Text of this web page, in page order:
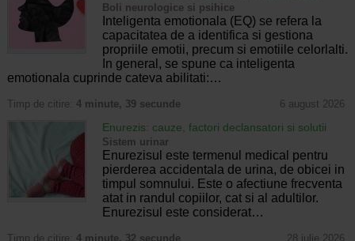
Boli neurologice si psihice
Inteligenta emotionala (EQ) se refera la
capacitatea de a identifica si gestiona
propriile emotii, precum si emotiile celorlalti.
In general, se spune ca inteligenta
emotionala cuprinde cateva abilitati:…
Timp de citire: 4 minute, 39 secunde 6 august 2026
Enurezis: cauze, factori declansatori si solutii
Sistem urinar
Enurezisul este termenul medical pentru
pierderea accidentala de urina, de obicei in
timpul somnului. Este o afectiune frecventa
atat in randul copiilor, cat si al adultilor.
Enurezisul este considerat…
Timp de citire: 4 minute, 32 secunde 28 iulie 2026